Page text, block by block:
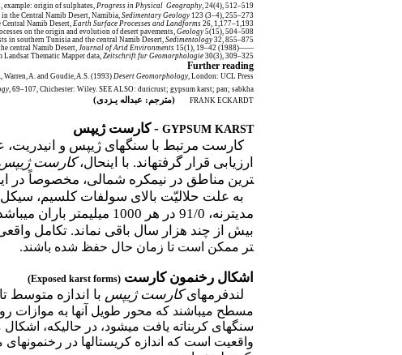
origin of sulphates, Progress in Physical Geography , 24(4), 512–519.
the Central Namib Desert, Namibia, Sedimentary Geology 123 (3–4), 255–273.
Namib Desert, Earth Surface Processes and Landforms 26, 1,177–1,193.
on the origin and evolution of desert pavements, Geology 5(15), 504–508.
in southern Tunisia and the central Namib Desert, Sedimentology 32, 855–875.
——(1988) Desert gypsum crusts as palaeoenvironmental indicators: a micropetrographic study of crusts from southern Tunisia and the central Namib Desert,
Journal of Arid Environments 15(1), 19–42.
Thematic Mapper data, Zeitschrift fur Geomorphologie 30(3), 309–325.
Further reading
Warren, A. and Goudie, A.S. (1993)Desert Geomorphology , London: UCL Press.
, 69–107, Chichester: Wiley. SEE ALSO: duricrust; gypsum karst; pan; sabkha
FRANK ECKARDT
(مترجم: عبداله یـزدی)
GYPSUM KARST - کارست ژیپس
کارست مرتبط با سنگ­های ژیپس و انیدریت،
ارزیابی قرار گرفته­اند. با اینحال،کارست
ترین مناطق در نیمکره­ شمالی، مخصوصاً در
به علت حلالیّت بالای سولفات کلسیم،
مدیترنه، 91/0 در هر 1000 میلی­متر باران می­باشد
بیش از چند هزار سال باقی نماند. تکامل
تر ممکن است تا زمان حال حفظ شده باشند.
اشکال رخنمون کارست (Exposed karst forms)
لندفرم­هایکارست ژیپس با اندازه متوسط
مسطح می­باشند که محور طویل آنها به موازات
سنگ­های کربناته یافت می­شود، در حالی­که،
واقعیت است که اندازه کریستال­ها در